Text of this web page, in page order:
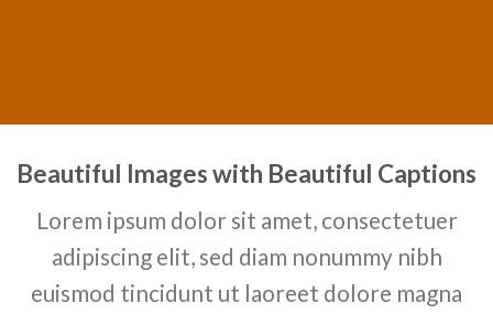
Beautiful Images with Beautiful Captions
Lorem ipsum dolor sit amet, consectetuer
adipiscing elit, sed diam nonummy nibh
euismod tincidunt ut laoreet dolore magna